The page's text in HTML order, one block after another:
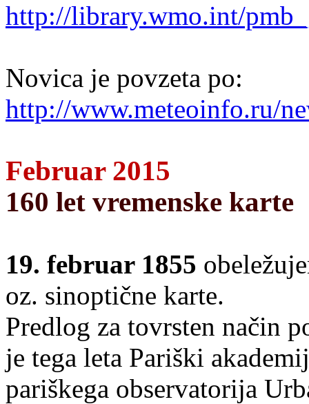
http://library.wmo.int/
Novica je povzeta po:
http://www.meteoinfo.ru/
Februar 2015
160 let vremenske karte
19. februar 1855
oz. sinoptične karte.
Predlog za tovrsten način
je tega leta Pariški
pariškega observatorija